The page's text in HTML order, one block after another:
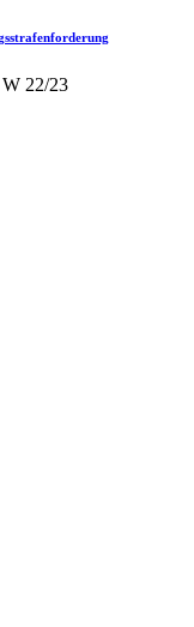
22/23